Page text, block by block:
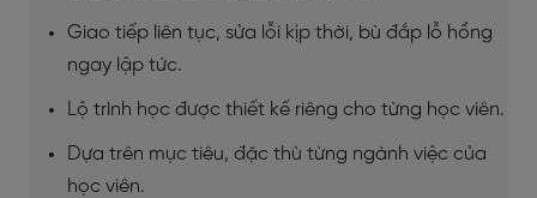
Giao tiếp liên tục, sửa lỗi kịp thời, bù đắp lỗ hổng
ngay lập tức.
Lộ trình học được thiết kế riêng cho từng học viên.
Dựa trên mục tiêu, đặc thù từng ngành việc của
học viên.